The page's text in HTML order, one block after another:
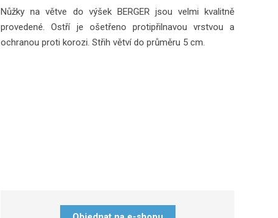
Nůžky na větve do výšek BERGER jsou velmi kvalitně
provedené. Ostří je ošetřeno protipřilnavou vrstvou a
ochranou proti korozi. Střih větví do průměru 5 cm.